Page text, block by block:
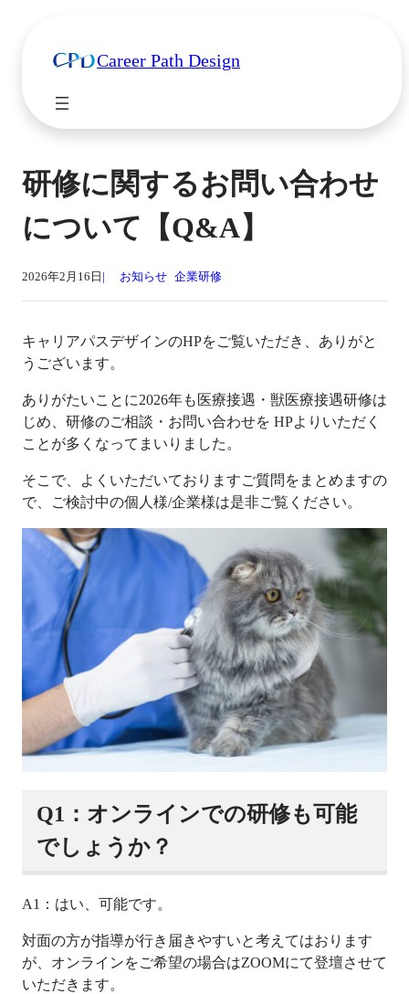
Career Path Design
研修に関するお問い合わせ
について【Q&A】
2026年2月16日 お知らせ 企業研修
キャリアパスデザインのHPをご覧いただき、ありがと
うございます。
ありがたいことに2026年も医療接遇・獣医療接遇研修は
じめ、研修のご相談・お問い合わせを HPよりいただく
ことが多くなってまいりました。
そこで、よくいただいておりますご質問をまとめますの
で、ご検討中の個人様/企業様は是非ご覧ください。
Q1：オンラインでの研修も可能
でしょうか？
A1：はい、可能です。
対面の方が指導が行き届きやすいと考えてはおります
が、オンラインをご希望の場合はZOOMにて登壇させて
いただきます。